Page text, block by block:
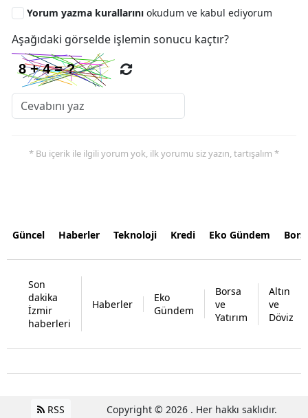
Yorum yazma kurallarını okudum ve kabul ediyorum
Aşağıdaki görselde işlemin sonucu kaçtır?
* Bu içerik ile ilgili yorum yok, ilk yorumu siz yazın, tartışalım *
Güncel Haberler Teknoloji Kredi Eko Gündem
Son
dakika
İzmir
haberleri
Haberler
Eko
Gündem
Borsa
ve
Yatırım
Altın
ve
Döviz
RSS Copyright © 2026 . Her hakkı saklıdır.